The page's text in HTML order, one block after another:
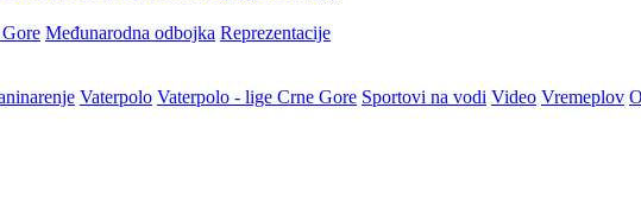
Međunarodna odbojka Reprezentacije
Vaterpolo Vaterpolo - lige Crne Gore Sportovi na vodi Video Vremeplov